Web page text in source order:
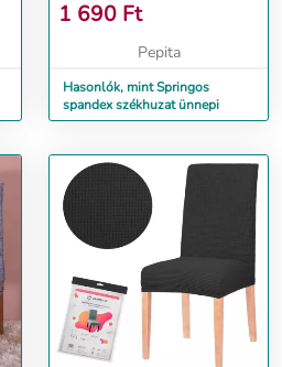
1 690 Ft
Pepita
Hasonlók, mint Springos
spandex székhuzat ünnepi